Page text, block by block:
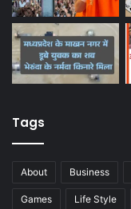
Tags
About Business
Games Life Style